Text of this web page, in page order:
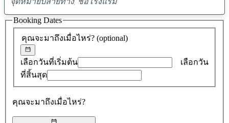
พบ
ข้อ
เสนอ
0
คุณจะมาถึงเมื่อไหร่? (optional)
เลือกวันที่เริ่มต้น
เลือกวัน
ที่สิ้นสุด
คุณจะมาถึงเมื่อไหร่?
Booking Dates